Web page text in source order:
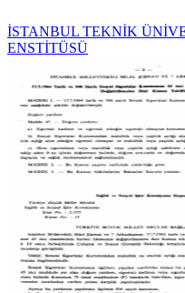
İSTANBUL TEKNİK
ENSTİTÜSÜ